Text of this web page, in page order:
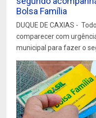
Bolsa Família
DUQUE DE CAXIAS -
comparecer com
municipal para fazer o